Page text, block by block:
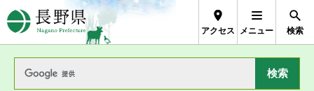
長野県Nagano Prefecture
アクセス メニュー 検索